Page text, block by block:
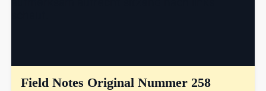
Field Notes Original Nummer 258